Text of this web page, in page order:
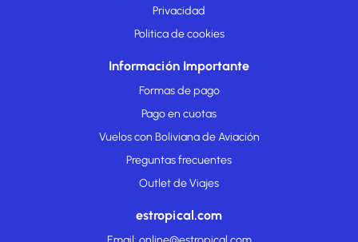
Privacidad
Politica de cookies
Información Importante
Formas de pago
Pago en cuotas
Vuelos con Boliviana de Aviación
Preguntas frecuentes
Outlet de Viajes
estropical.com